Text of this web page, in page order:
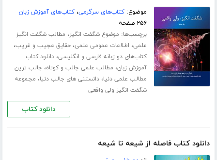
موضوع:کتاب‌های سرگرمی،کتاب‌های آموزش زبان
۲۵۶ صفحه
برچسب‌ها: موضوع شگفت انگیز، مطالب شگفت انگیز
علمی، اطلاعات عمومی علمی،حقایق عجیب و غریب،
کتاب‌های دو زبانه فارسی و انگلیسی،دانلود کتاب
آموزش زبان، مطالب علمی جالب و کوتاه، جالب ترین
مطالب علمی دنیا،دانستنی های جالب دنیا، مجموعه
شگفت انگیز ولی واقعی
دانلود کتاب
دانلود کتاب فاصله از شیعه تا شیعه